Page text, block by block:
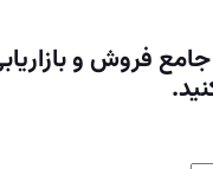
فروش و